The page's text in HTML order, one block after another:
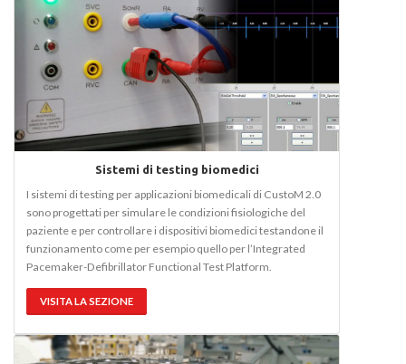
Sistemi di testing biomedici
I sistemi di testing per applicazioni biomedicali di CustoM 2.0
sono progettati per simulare le condizioni fisiologiche del
paziente e per controllare i dispositivi biomedici testandone il
funzionamento come per esempio quello per l’Integrated
Pacemaker-Defibrillator Functional Test Platform.
VISITA LA SEZIONE